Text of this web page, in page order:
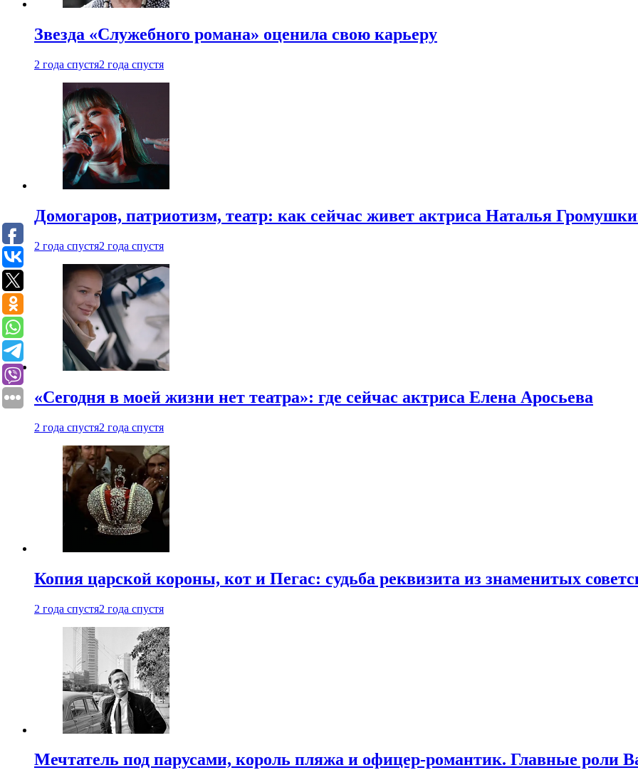
Звезда «Служебного романа» оценила свою карьеру
2 года спустя2 года спустя
Домогаров, патриотизм, театр: как сейчас живет актриса Наталья
2 года спустя2 года спустя
«Сегодня в моей жизни нет театра»: где сейчас актриса Елена Аросьева
2 года спустя2 года спустя
Копия царской короны, кот и Пегас: судьба реквизита из знаменитых
2 года спустя2 года спустя
Мечтатель под парусами, король пляжа и офицер-романтик. Главные роли